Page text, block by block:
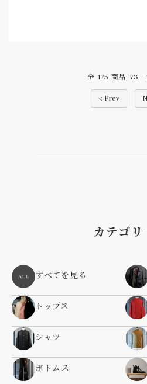
全 175 商品 73 -
< Prev
カテゴリ
すべてを見る
トップス
シャツ
ボトムス